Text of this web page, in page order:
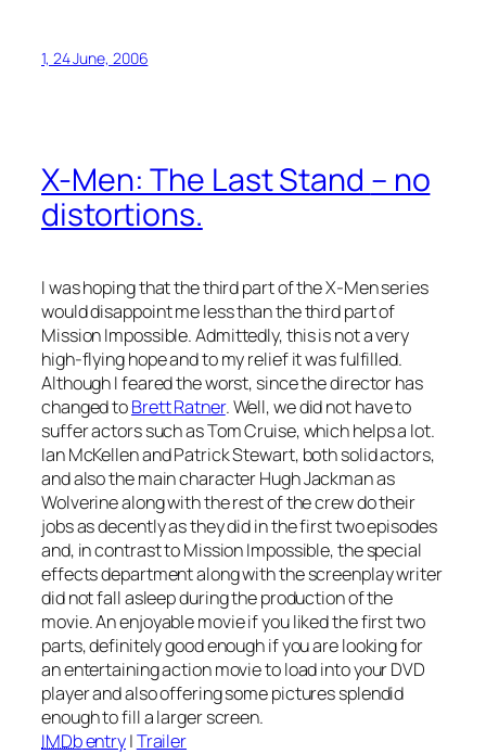
1, 24 June, 2006
X-Men: The Last Stand – no
distortions.
I was hoping that the third part of theX-Menseries
would disappoint me less than the third part of
Mission Impossible. Admittedly, this is not a very
high-flying hope and to my relief it was fulfilled.
Although I feared the worst, since the director has
changed toBrett Ratner. Well, we did not have to
suffer actors such as Tom Cruise, which helps a lot.
Ian McKellen and Patrick Stewart, both solid actors,
and also the main character Hugh Jackman as
Wolverine along with the rest of the crew do their
jobs as decently as they did in the first two episodes
and, in contrast to Mission Impossible, the special
effects department along with the screenplay writer
did not fall asleep during the production of the
movie. An enjoyable movie if you liked the first two
parts, definitely good enough if you are looking for
an entertaining action movie to load into your DVD
player and also offering some pictures splendid
enough to fill a larger screen.
IMDbentry|Trailer